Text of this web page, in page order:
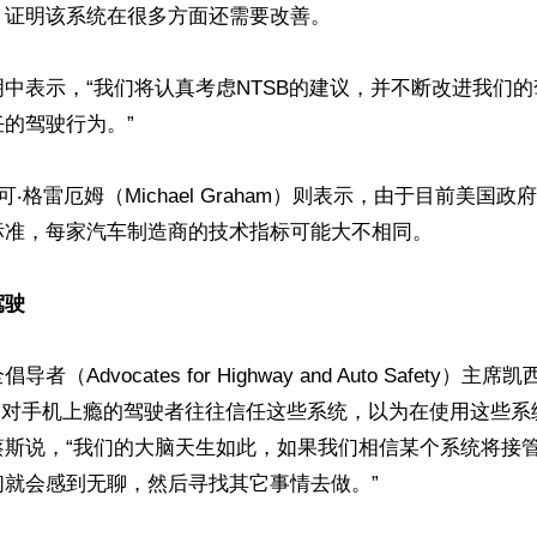
明该系统在很多方面还需要改善。
表示，“我们将认真考虑NTSB的建议，并不断改进我们
驾驶行为。”
‧格雷厄姆（Michael Graham）则表示，由于目前美国政
，每家汽车制造商的技术指标可能大不相同。
驶
导者（Advocates for Highway and Auto Safety）主席凯
手机上瘾的驾驶者往往信任这些系统，以为在使用这些
说，“我们的大脑天生如此，如果我们相信某个系统将接
会感到无聊，然后寻找其它事情去做。”